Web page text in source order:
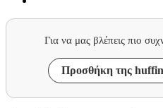
Για να μας βλέπεις πιο
Προσθήκη της